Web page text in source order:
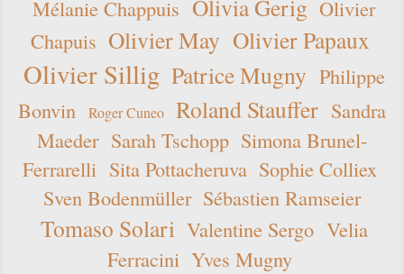
Mélanie Chappuis Olivia Gerig Olivier
Chapuis Olivier May Olivier Papaux
Olivier Sillig Patrice Mugny Philippe
Bonvin
Roger Cuneo Roland Stauffer Sandra
Maeder Sarah Tschopp Simona Brunel-
Ferrarelli Sita Pottacheruva Sophie Colliex
Sven Bodenmüller Sébastien Ramseier
Tomaso Solari Valentine Sergo Velia
Ferracini Yves Mugny